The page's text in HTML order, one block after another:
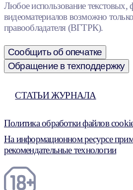
Любое использование текстовых,
видеоматериалов возможно
правообладателя (ВГТРК).
Сообщить об опечатке
Обращение в техподдержку
СТАТЬИ ЖУРНАЛА
Политика обработки файлов
На информационном ресурсе
рекомендательные технологии